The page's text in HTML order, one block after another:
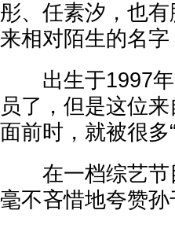
彤、任素汐，也
来相对陌生的名字
出生于1997年
员了，但是这位
面前时，就被很多
在一档综艺节
毫不吝惜地夸赞孙